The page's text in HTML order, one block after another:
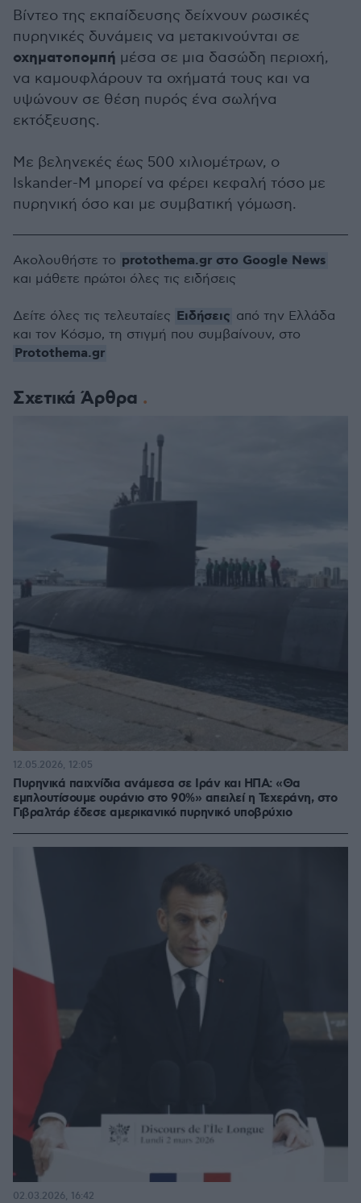
Βίντεο της εκπαίδευσης δείχνουν ρωσικές
πυρηνικές δυνάμεις να μετακινούνται σε
οχηματοπομπή μέσα σε μια δασώδη περιοχή,
να καμουφλάρουν τα οχήματά τους και να
υψώνουν σε θέση πυρός ένα σωλήνα
εκτόξευσης.
Με βεληνεκές έως 500 χιλιομέτρων, ο
Iskander-M μπορεί να φέρει κεφαλή τόσο με
πυρηνική όσο και με συμβατική γόμωση.
Σχετικά Άρθρα
Πυρηνικά παιχνίδια ανάμεσα σε Ιράν και ΗΠΑ: «Θα
εμπλουτίσουμε ουράνιο στο 90%» απειλεί η Τεχεράνη, στο
Γιβραλτάρ έδεσε αμερικανικό πυρηνικό υποβρύχιο
12.05.2026, 12:05
02.03.2026, 16:42
Ακολουθήστε το protothema.gr στο Google News
και μάθετε πρώτοι όλες τις ειδήσεις
Δείτε όλες τις τελευταίες Ειδήσεις από την Ελλάδα
και τον Κόσμο, τη στιγμή που συμβαίνουν, στο
Protothema.gr